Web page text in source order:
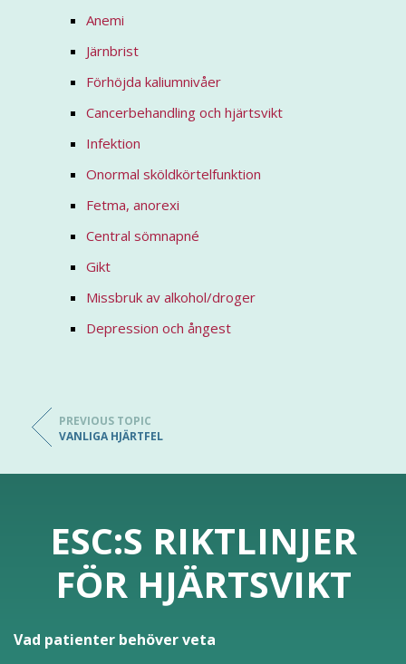
Anemi
Järnbrist
Förhöjda kaliumnivåer
Cancerbehandling och hjärtsvikt
Infektion
Onormal sköldkörtelfunktion
Fetma, anorexi
Central sömnapné
Gikt
Missbruk av alkohol/droger
Depression och ångest
PREVIOUS TOPIC
VANLIGA HJÄRTFEL
ESC:S RIKTLINJER
FÖR HJÄRTSVIKT
Vad patienter behöver veta